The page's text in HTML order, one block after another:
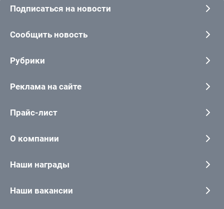
Подписаться на новости
Сообщить новость
Рубрики
Реклама на сайте
Прайс-лист
О компании
Наши награды
Наши вакансии